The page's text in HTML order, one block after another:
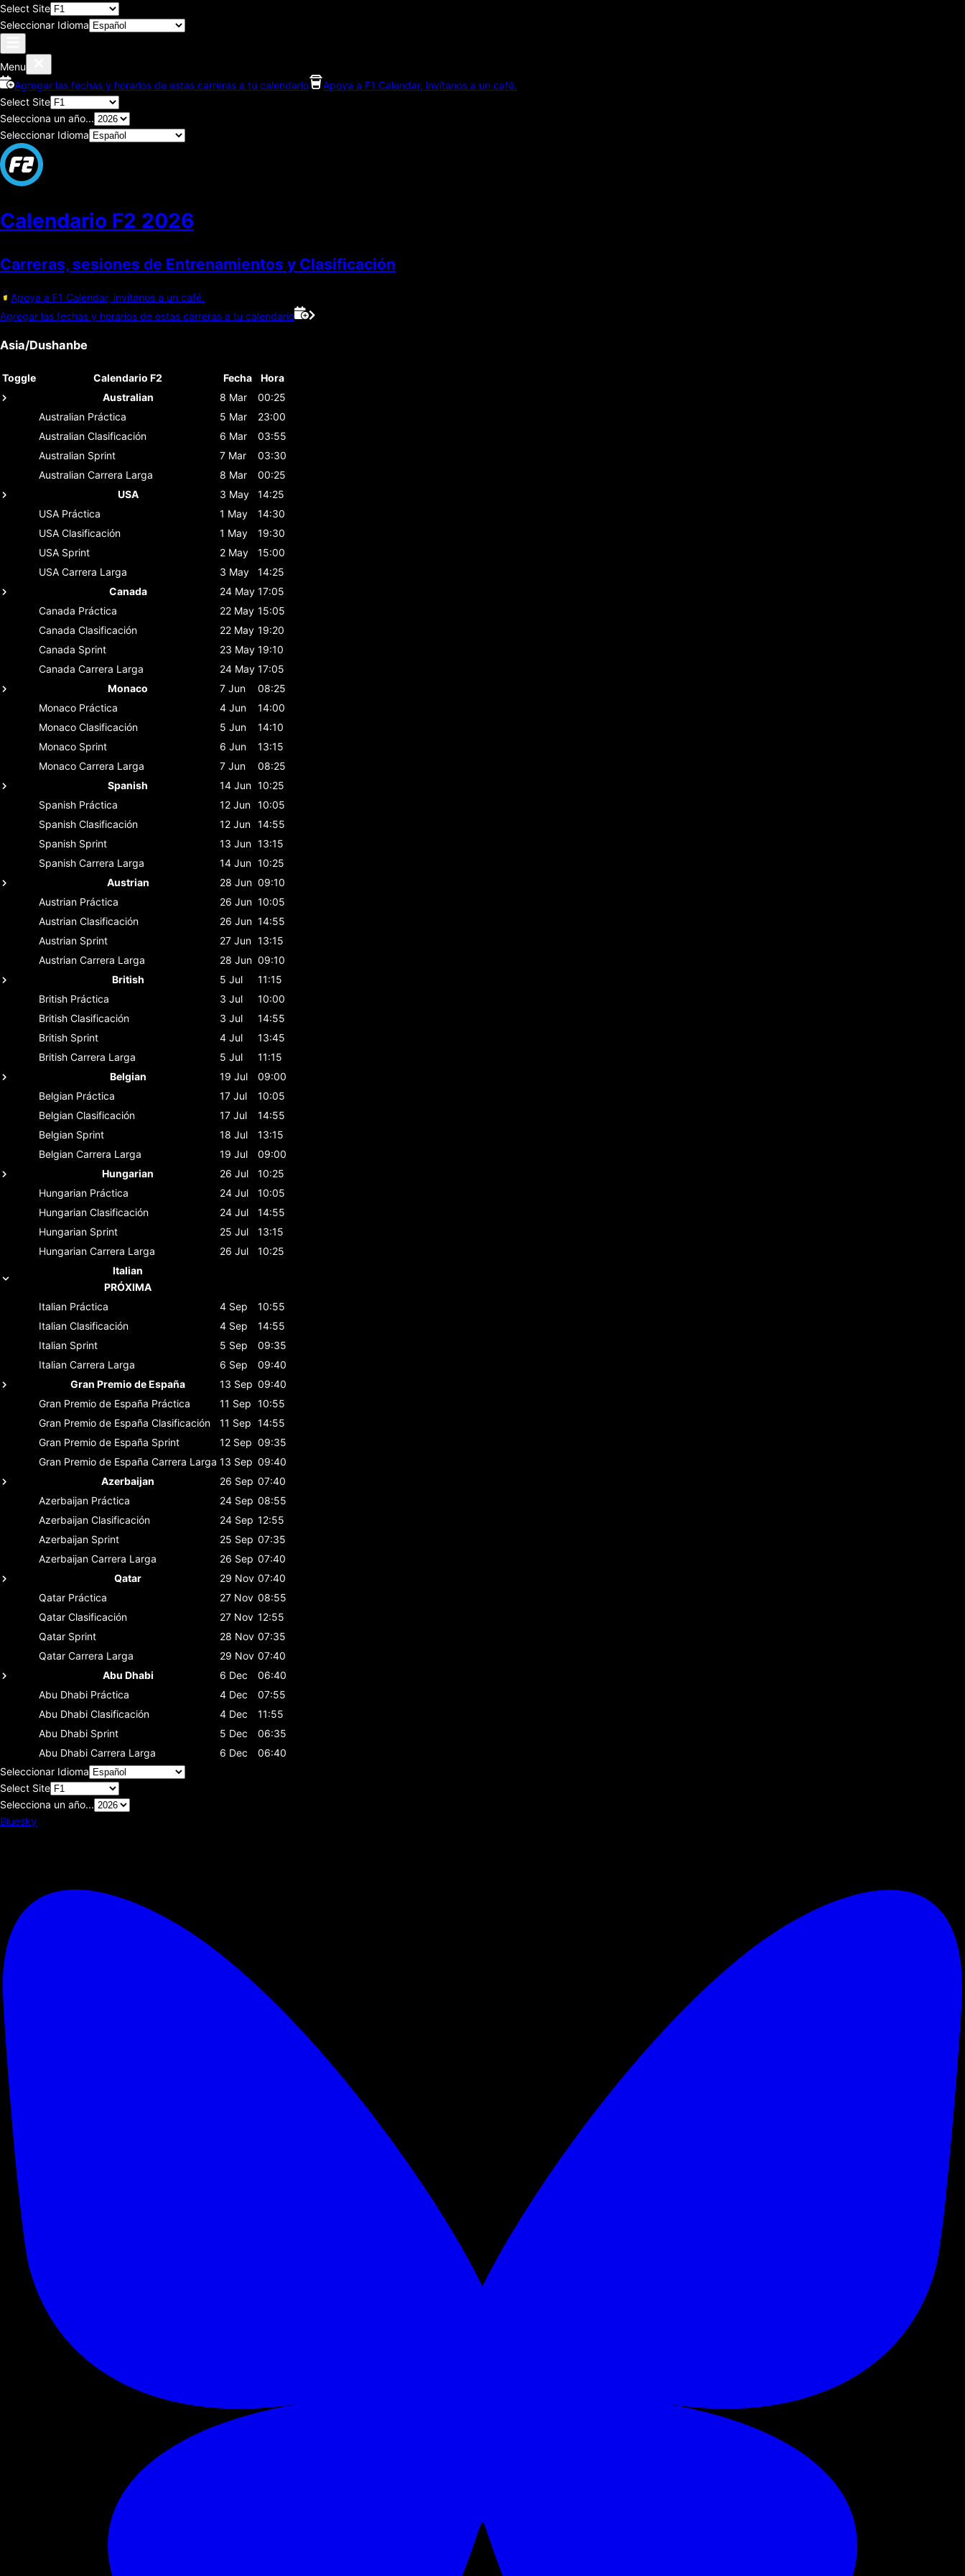
Select Site
Seleccionar Idioma
Menu
Agregar las fechas y horarios de estas carreras a tu calendario
Apoya a F1 Calendar, invítanos a un café.
Select Site
Selecciona un año...
Seleccionar Idioma
Calendario F2 2026
Carreras, sesiones de Entrenamientos y Clasificación
Apoya a F1 Calendar, invítanos a un café.
Agregar las fechas y horarios de estas carreras a tu calendario
Asia/Dushanbe
Toggle Calendario F2 Fecha
Hora
Australian
8 Mar
00:25
Australian Práctica 5 Mar
23:00
Australian Clasificación 6 Mar
03:55
Australian Sprint 7 Mar
03:30
Australian Carrera Larga 8 Mar
00:25
USA
3 May
14:25
USA Práctica 1 May
14:30
USA Clasificación 1 May
19:30
USA Sprint 2 May
15:00
USA Carrera Larga 3 May
14:25
Canada
24 May 17:05
Canada Práctica 22 May 15:05
Canada Clasificación 22 May 19:20
Canada Sprint 23 May 19:10
Canada Carrera Larga 24 May 17:05
Monaco
7 Jun
08:25
Monaco Práctica 4 Jun
14:00
Monaco Clasificación 5 Jun
14:10
Monaco Sprint 6 Jun
13:15
Monaco Carrera Larga 7 Jun
08:25
Spanish
14 Jun 10:25
Spanish Práctica 12 Jun 10:05
Spanish Clasificación 12 Jun 14:55
Spanish Sprint 13 Jun 13:15
Spanish Carrera Larga 14 Jun 10:25
Austrian
28 Jun 09:10
Austrian Práctica 26 Jun 10:05
Austrian Clasificación 26 Jun 14:55
Austrian Sprint 27 Jun 13:15
Austrian Carrera Larga 28 Jun 09:10
British
5 Jul
11:15
British Práctica 3 Jul
10:00
British Clasificación 3 Jul
14:55
British Sprint 4 Jul
13:45
British Carrera Larga 5 Jul
11:15
Belgian
19 Jul
09:00
Belgian Práctica 17 Jul
10:05
Belgian Clasificación 17 Jul
14:55
Belgian Sprint 18 Jul
13:15
Belgian Carrera Larga 19 Jul
09:00
Hungarian
26 Jul
10:25
Hungarian Práctica 24 Jul
10:05
Hungarian Clasificación 24 Jul
14:55
Hungarian Sprint 25 Jul
13:15
Hungarian Carrera Larga 26 Jul
10:25
Italian
PRÓXIMA
Italian Práctica 4 Sep
10:55
Italian Clasificación 4 Sep
14:55
Italian Sprint 5 Sep
09:35
Italian Carrera Larga 6 Sep
09:40
Gran Premio de España
13 Sep 09:40
Gran Premio de España Práctica 11 Sep 10:55
Gran Premio de España Clasificación 11 Sep 14:55
Gran Premio de España Sprint 12 Sep 09:35
Gran Premio de España Carrera Larga 13 Sep 09:40
Azerbaijan
26 Sep 07:40
Azerbaijan Práctica 24 Sep 08:55
Azerbaijan Clasificación 24 Sep 12:55
Azerbaijan Sprint 25 Sep 07:35
Azerbaijan Carrera Larga 26 Sep 07:40
Qatar
29 Nov 07:40
Qatar Práctica 27 Nov 08:55
Qatar Clasificación 27 Nov 12:55
Qatar Sprint 28 Nov 07:35
Qatar Carrera Larga 29 Nov 07:40
Abu Dhabi
6 Dec
06:40
Abu Dhabi Práctica 4 Dec
07:55
Abu Dhabi Clasificación 4 Dec
11:55
Abu Dhabi Sprint 5 Dec
06:35
Abu Dhabi Carrera Larga 6 Dec
06:40
Seleccionar Idioma
Select Site
Selecciona un año...
Bluesky